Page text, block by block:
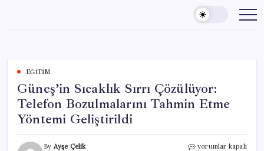
content
EĞITIM
Güneş’in Sıcaklık Sırrı Çözülüyor:
Telefon Bozulmalarını Tahmin Etme
Yöntemi Geliştirildi
By Ayşe Çelik
Güneş’in
yorumlar kapalı